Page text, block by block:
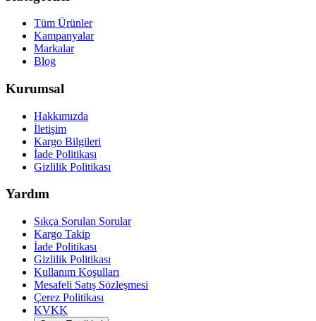
Tüm Ürünler
Kampanyalar
Markalar
Blog
Kurumsal
Hakkımızda
İletişim
Kargo Bilgileri
İade Politikası
Gizlilik Politikası
Yardım
Sıkça Sorulan Sorular
Kargo Takip
İade Politikası
Gizlilik Politikası
Kullanım Koşulları
Mesafeli Satış Sözleşmesi
Çerez Politikası
KVKK